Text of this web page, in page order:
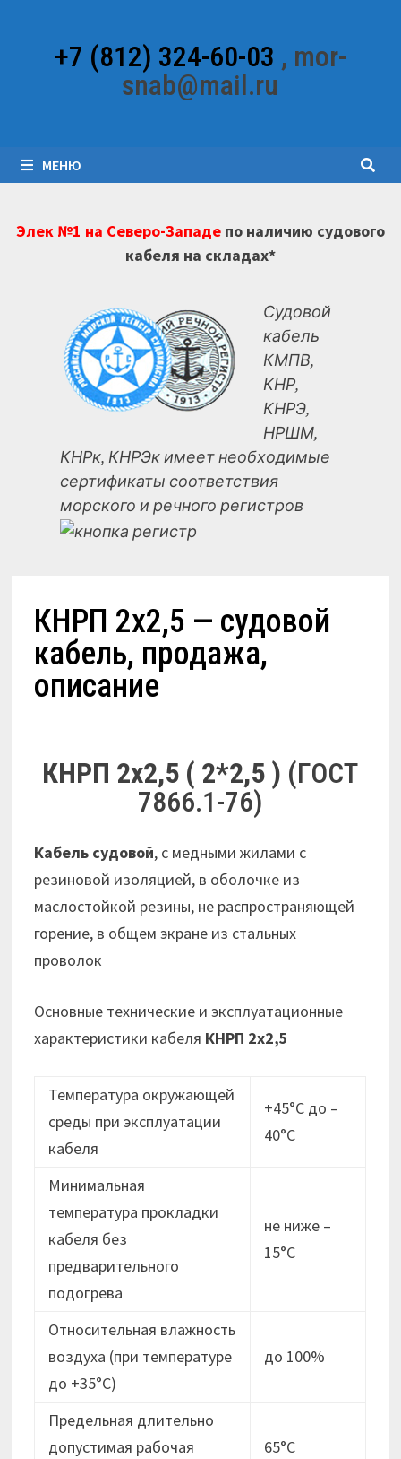
содержимому+7 (812) 324-60-03 , mor-
snab@mail.ru
МЕНЮ
Элек №1 на Северо-Западепо наличию судового
кабеля на складах*
Судовой
кабель
КМПВ,
КНР,
КНРЭ,
НРШМ,
КНРк, КНРЭк имеет необходимые
сертификаты соответствия
морского и речного регистров
КНРП 2х2,5 — судовой
кабель, продажа,
описание
КНРП 2х2,5 ( 2*2,5 ) (ГОСТ
7866.1-76)
Кабель судовой, с медными жилами с
резиновой изоляцией, в оболочке из
маслостойкой резины, не распространяющей
горение, в общем экране из стальных
проволок
Основные технические и эксплуатационные
характеристики кабеля КНРП 2х2,5
Температура окружающей
среды при эксплуатации
кабеля
+45°С до –
40°С
Минимальная
температура прокладки
кабеля без
предварительного
подогрева
не ниже –
15°C
Относительная влажность
воздуха (при температуре
до +35°С)
до 100%
Предельная длительно
допустимая рабочая
65°С